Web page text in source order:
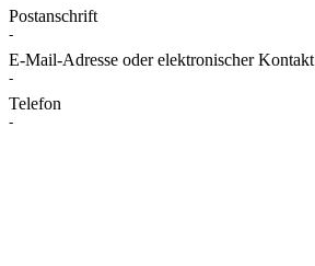
Postanschrift
-
E-Mail-Adresse oder elektronischer Kontakt
-
Telefon
-